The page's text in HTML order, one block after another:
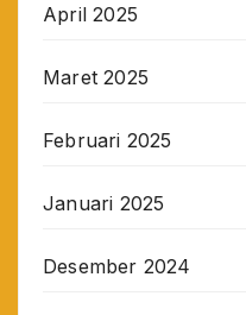
April 2025
Maret 2025
Februari 2025
Januari 2025
Desember 2024